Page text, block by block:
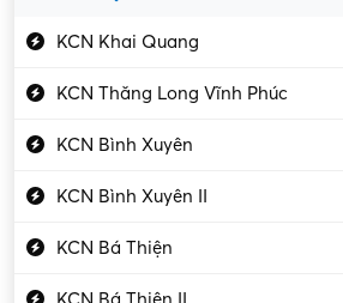
Kỹ sư điện
Kỹ thuật cao
Kỹ thuật mạng – IT
Làm bán thời gian
Lao động phổ thông
Lập trình – Phát triển
KCN Khai Quang
KCN Thăng Long Vĩnh Phúc
KCN Bình Xuyên
KCN Bình Xuyên II
KCN Bá Thiện